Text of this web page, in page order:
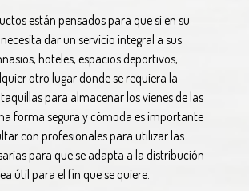
están pensados para que si en su
dar un servicio integral a sus
hoteles, espacios deportivos,
otro lugar donde se requiera la
para almacenar los vienes de las
forma segura y cómoda es importante
con profesionales para utilizar las
para que se adapta a la distribución
útil para el fin que se quiere.